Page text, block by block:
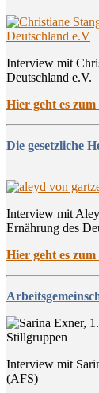
Interview mit
Deutschland e.V.
Hier geht es
Die gesetzliche
Interview mit
Ernährung des
Hier geht es
Interview mit
(AFS)